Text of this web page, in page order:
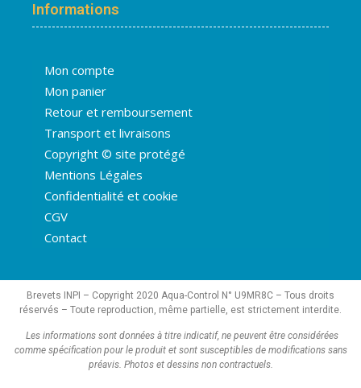
Informations
Mon compte
Mon panier
Retour et remboursement
Transport et livraisons
Copyright © site protégé
Mentions Légales
Confidentialité et cookie
CGV
Contact
Brevets INPI – Copyright 2020 Aqua-Control N° U9MR8C – Tous droits
réservés – Toute reproduction, même partielle, est strictement interdite.
Les informations sont données à titre indicatif, ne peuvent être considérées
comme spécification pour le produit et sont susceptibles de modifications sans
préavis. Photos et dessins non contractuels.